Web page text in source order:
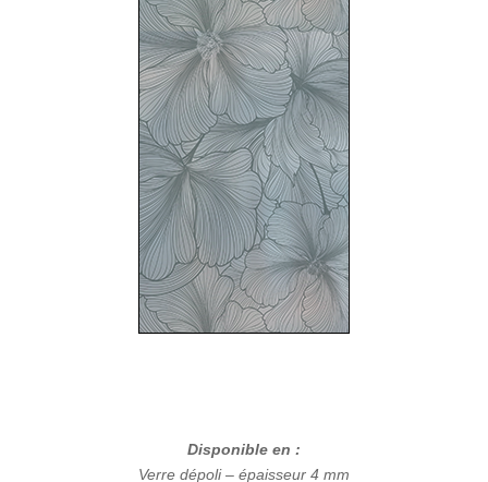
Disponible en :
Verre dépoli – épaisseur 4 mm